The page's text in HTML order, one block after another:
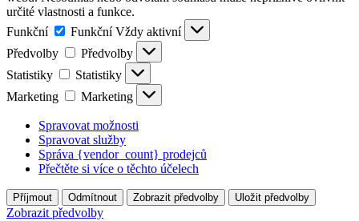
určité vlastnosti a funkce.
Funkční
Funkční Vždy aktivní
Předvolby
Předvolby
Statistiky
Statistiky
Marketing
Marketing
Spravovat možnosti
Spravovat služby
Správa {vendor_count} prodejců
Přečtěte si více o těchto účelech
Příjmout Odmítnout Zobrazit předvolby Uložit předvolby
Zobrazit předvolby